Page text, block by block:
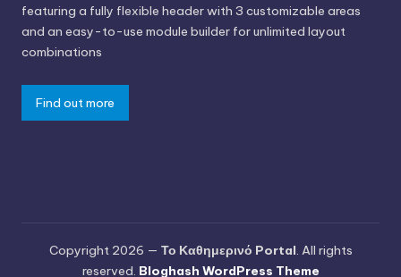
featuring a fully flexible header with 3 customizable areas
and an easy-to-use module builder for unlimited layout
combinations
Find out more
Copyright 2026 — Το Καθημερινό Portal. All rights
reserved. Bloghash WordPress Theme